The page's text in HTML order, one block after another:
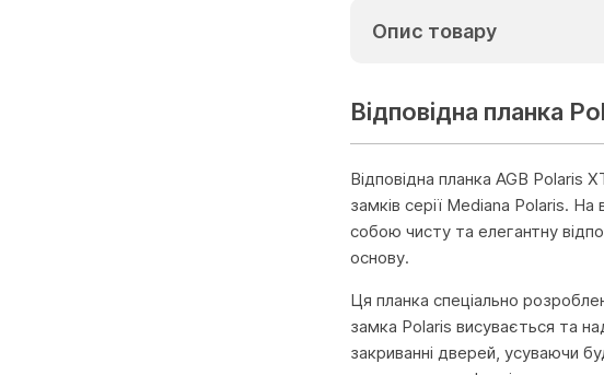
Опис товару
Відповідна планка
Відповідна планка AGB Polaris
замків серії Mediana Polaris.
собою чисту та елегантну
основу.
Ця планка спеціально
замка Polaris висувається та
закриванні дверей, усуваючи